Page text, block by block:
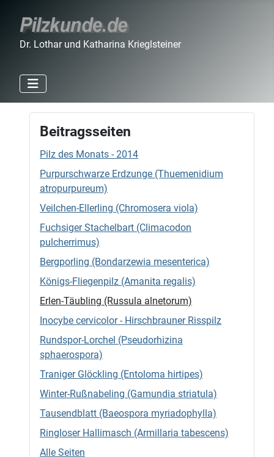
Dr. Lothar und Katharina Krieglsteiner
Beitragsseiten
Pilz des Monats - 2014
Purpurschwarze Erdzunge (Thuemenidium
atropurpureum)
Veilchen-Ellerling (Chromosera viola)
Fuchsiger Stachelbart (Climacodon
pulcherrimus)
Bergporling (Bondarzewia mesenterica)
Königs-Fliegenpilz (Amanita regalis)
Erlen-Täubling (Russula alnetorum)
Inocybe cervicolor - Hirschbrauner Risspilz
Rundspor-Lorchel (Pseudorhizina
sphaerospora)
Traniger Glöckling (Entoloma hirtipes)
Winter-Rußnabeling (Gamundia striatula)
Tausendblatt (Baeospora myriadophylla)
Ringloser Hallimasch (Armillaria tabescens)
Alle Seiten